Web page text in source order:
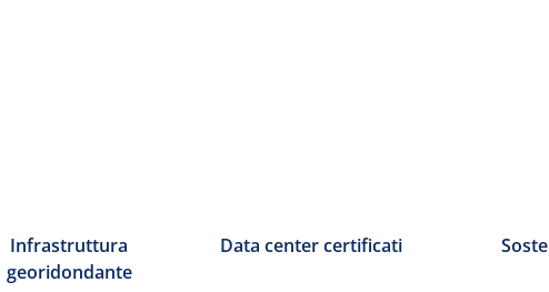
Infrastruttura
georidondante
Data center certificati